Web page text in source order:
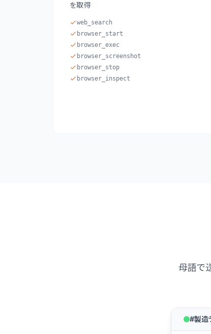
を取得
web_search
browser_start
browser_exec
browser_screenshot
browser_stop
browser_inspect
母語で
#製造